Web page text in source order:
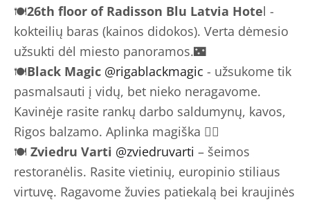
🍽26th floor of Radisson Blu Latvia Hotel -
kokteilių baras (kainos didokos). Verta dėmesio
užsukti dėl miesto panoramos.🌃
🍽Black Magic @rigablackmagic - užsukome tik
pasmalsauti į vidų, bet nieko neragavome.
Kavinėje rasite rankų darbo saldumynų, kavos,
Rigos balzamo. Aplinka magiška 🧙‍♂️
🍽 Zviedru Varti @zviedruvarti – šeimos
restoranėlis. Rasite vietinių, europinio stiliaus
virtuvę. Ragavome žuvies patiekalą bei kraujinės